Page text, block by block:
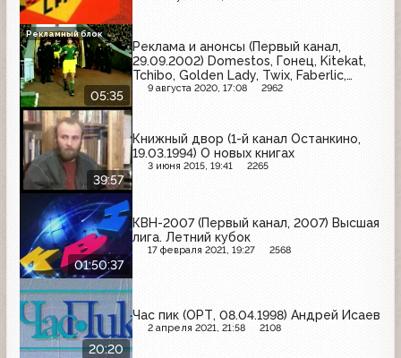
05:35
Реклама и анонсы (Первый канал,
29.09.2002) Domestos, Гонец, Kitekat,
Tchibo, Golden Lady, Twix, Faberlic,
Premiere, Vitek, Билайн GSM, Волжанин,
9 августа 2020, 17:08 2962
Рекламный блок
39:57
Книжный двор (1-й канал Останкино,
19.03.1994) О новых книгах
3 июня 2015, 19:41 2265
01:50:37
КВН-2007 (Первый канал, 2007) Высшая
лига. Летний кубок
17 февраля 2021, 19:27 2568
20:20
Час пик (ОРТ, 08.04.1998) Андрей Исаев
2 апреля 2021, 21:58 2108